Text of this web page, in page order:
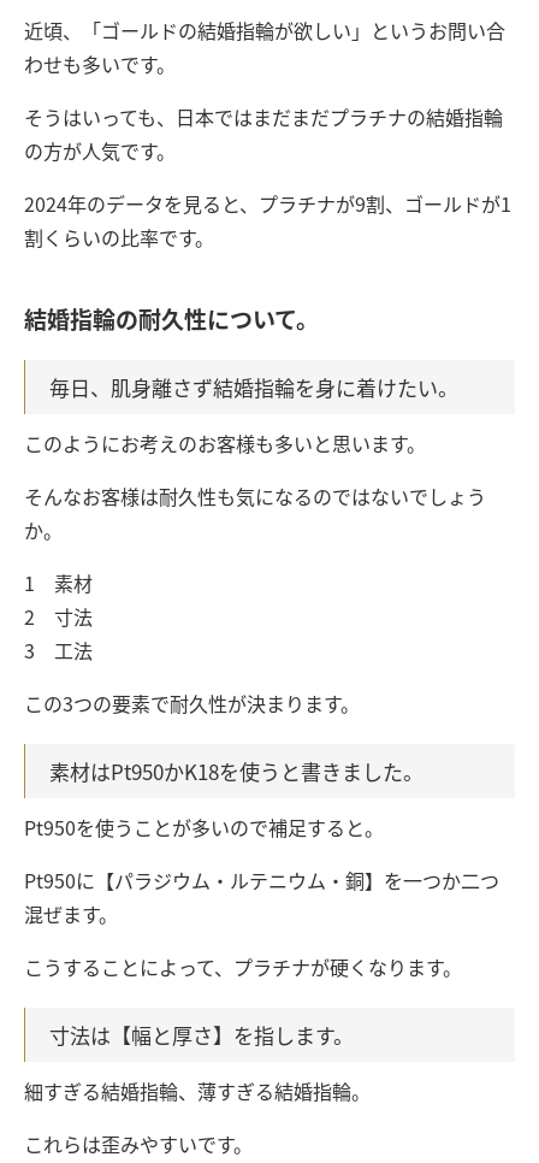
近頃、「ゴールドの結婚指輪が欲しい」というお問い合
わせも多いです。
そうはいっても、日本ではまだまだプラチナの結婚指輪
の方が人気です。
2024年のデータを見ると、プラチナが9割、ゴールドが1
割くらいの比率です。
結婚指輪の耐久性について。
毎日、肌身離さず結婚指輪を身に着けたい。
このようにお考えのお客様も多いと思います。
そんなお客様は耐久性も気になるのではないでしょう
か。
1 素材
2 寸法
3 工法
この3つの要素で耐久性が決まります。
素材はPt950かK18を使うと書きました。
Pt950を使うことが多いので補足すると。
Pt950に【パラジウム・ルテニウム・銅】を一つか二つ
混ぜます。
こうすることによって、プラチナが硬くなります。
寸法は【幅と厚さ】を指します。
細すぎる結婚指輪、薄すぎる結婚指輪。
これらは歪みやすいです。